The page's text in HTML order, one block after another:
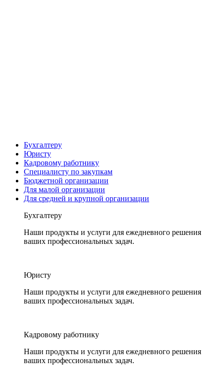
Бухгалтеру
Юристу
Кадровому работнику
Специалисту по закупкам
Бюджетной организации
Для малой организации
Для средней и крупной организации
Бухгалтеру
Наши продукты и услуги для ежедневного решения
ваших профессиональных задач.
Юристу
Наши продукты и услуги для ежедневного решения
ваших профессиональных задач.
Кадровому работнику
Наши продукты и услуги для ежедневного решения
ваших профессиональных задач.